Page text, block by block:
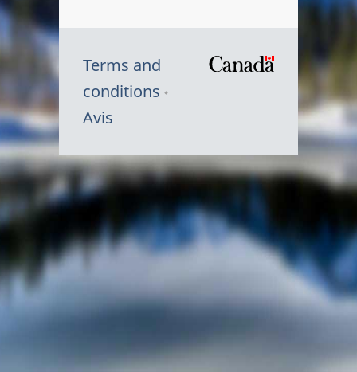
Terms and
conditions
Avis
Symbole
du
Canada